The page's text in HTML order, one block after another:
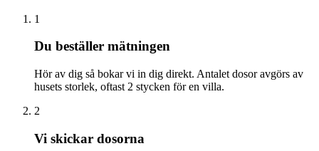
1
Du beställer mätningen
Hör av dig så bokar vi in dig direkt. Antalet dosor avgörs av
husets storlek, oftast 2 stycken för en villa.
2
Vi skickar dosorna